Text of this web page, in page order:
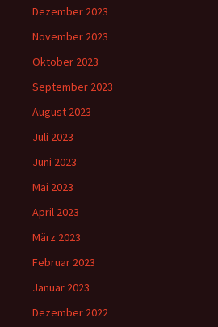
Dezember 2023
November 2023
Oktober 2023
September 2023
August 2023
Juli 2023
Juni 2023
Mai 2023
April 2023
März 2023
Februar 2023
Januar 2023
Dezember 2022